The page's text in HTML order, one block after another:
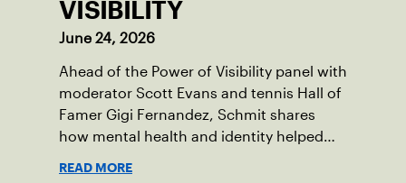
VISIBILITY
June 24, 2026
Ahead of the Power of Visibility panel with
moderator Scott Evans and tennis Hall of
Famer Gigi Fernandez, Schmit shares
how mental health and identity helped
READ MORE